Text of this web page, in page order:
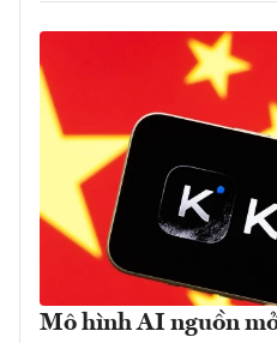
Mô hình AI nguồn